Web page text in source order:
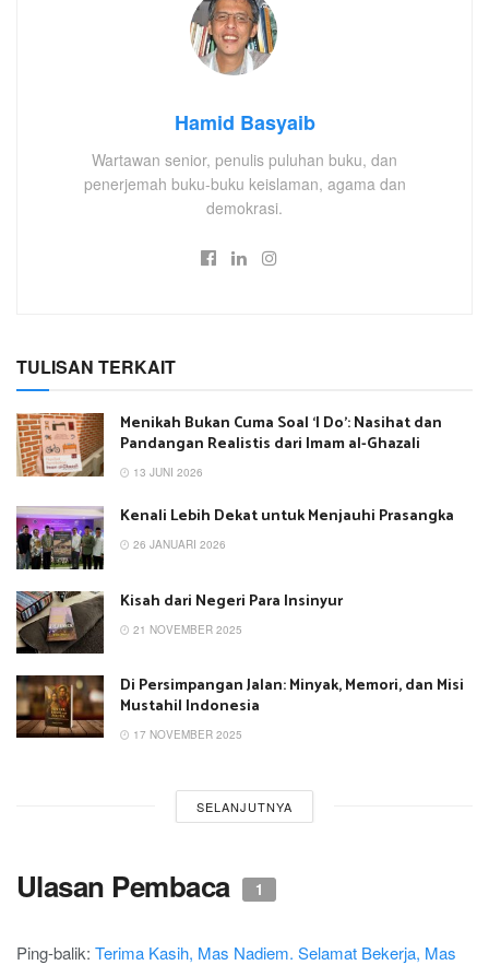
Hamid Basyaib
Wartawan senior, penulis puluhan buku, dan
penerjemah buku-buku keislaman, agama dan
demokrasi.
TULISAN TERKAIT
Menikah Bukan Cuma Soal ‘I Do’: Nasihat dan
Pandangan Realistis dari Imam al-Ghazali
13 JUNI 2026
Kenali Lebih Dekat untuk Menjauhi Prasangka
26 JANUARI 2026
Kisah dari Negeri Para Insinyur
21 NOVEMBER 2025
Di Persimpangan Jalan: Minyak, Memori, dan Misi
Mustahil Indonesia
17 NOVEMBER 2025
SELANJUTNYA
Ulasan Pembaca 1
Ping-balik: Terima Kasih, Mas Nadiem. Selamat Bekerja, Mas